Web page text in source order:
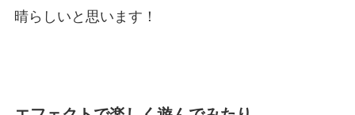
晴らしいと思います！